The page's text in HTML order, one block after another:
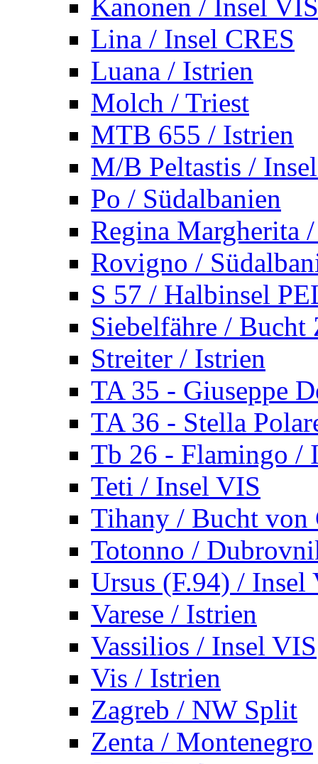
Kanonen / Insel VIS
Lina / Insel CRES
Luana / Istrien
Molch / Triest
MTB 655 / Istrien
M/B Peltastis /
Po / Südalbanien
Regina Margherita
Rovigno /
S 57 / Halbinsel
Siebelfähre / Bucht
Streiter / Istrien
TA 35 - Giuseppe
TA 36 - Stella
Tb 26 - Flamingo /
Teti / Insel VIS
Tihany / Bucht von
Totonno /
Ursus (F.94) / Insel
Varese / Istrien
Vassilios / Insel VIS
Vis / Istrien
Zagreb / NW Split
Zenta / Montenegro